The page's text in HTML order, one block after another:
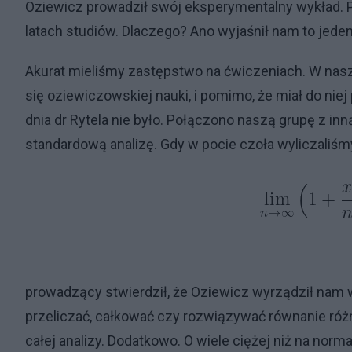
Oziewicz prowadził swój eksperymentalny
latach studiów. Dlaczego? Ano wyjaśnił nam to
Akurat mieliśmy zastępstwo na ćwiczeniach. W
się oziewiczowskiej nauki, i pomimo, że miał do
dnia dr Rytela nie było. Połączono naszą grupę z
standardową analizę. Gdy w pocie czoła
prowadzący stwierdził, że Oziewicz wyrządził
przeliczać, całkować czy rozwiązywać równanie
całej analizy. Dodatkowo. O wiele ciężej niż na